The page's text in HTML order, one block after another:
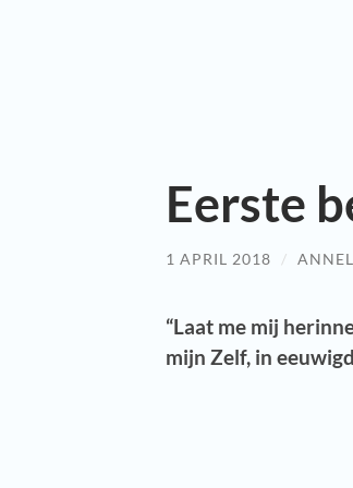
Eerste
1 APRIL 2018 /
“Laat me mij
mijn Zelf, in